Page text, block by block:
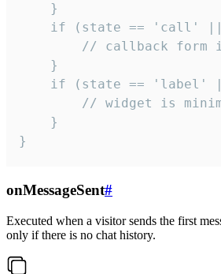
    }
if (state == 'call'
// callback form
    }
if (state == 'label'
// widget is
    }
}
onMessageSent#
Executed when a visitor sends the first
only if there is no chat history.